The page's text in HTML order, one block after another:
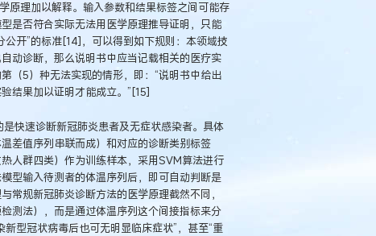
原理加以解释。输入参数和结果标签之间可能存
是否符合实际无法用医学原理推导证明，只能
开”的标准[14]，可以得到如下规则：本领域技
动诊断，那么说明书中应当记载相关的医疗实
（5）种无法实现的情形，即：“说明书中给出
结果加以证明才能成立。”[15]
快速诊断新冠肺炎患者及无症状感染者。具体
差值序列串联而成）和对应的诊断类别标签
人群四类）作为训练样本，采用SVM算法进行
型输入待测者的体温序列后，即可自动判断是
常规新冠肺炎诊断方法的医学原理截然不同，
测法），而是通过体温序列这个间接指标来分
型冠状病毒后也可无明显临床症状”，甚至“重